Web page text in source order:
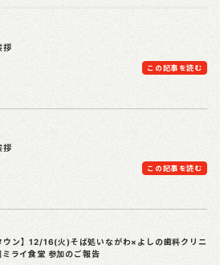
拶
この記事を読む
拶
この記事を読む
ウン】12/16(火)そば処いながわ×よしの歯科クリニ
ミライ食堂 参加のご報告